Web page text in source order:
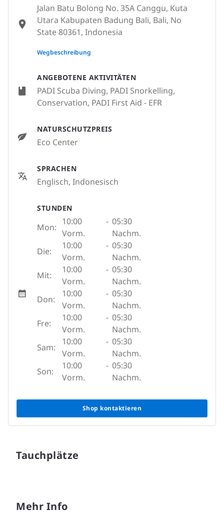
ANGEBOTENE AKTIVITÄTEN
PADI Scuba Diving, PADI Snorkelling,
Conservation, PADI First Aid - EFR
NATURSCHUTZPREIS
Eco Center
SPRACHEN
Englisch, Indonesisch
STUNDEN
Mon:
10:00
Vorm.
- 05:30
Nachm.
Die:
10:00
Vorm.
- 05:30
Nachm.
Mit:
10:00
Vorm.
- 05:30
Nachm.
Don:
10:00
Vorm.
- 05:30
Nachm.
Fre:
10:00
Vorm.
- 05:30
Nachm.
Sam:
10:00
Vorm.
- 05:30
Nachm.
Son:
10:00
Vorm.
- 05:30
Nachm.
Shop kontaktieren
Jalan Batu Bolong No. 35A Canggu, Kuta
Utara Kabupaten Badung Bali, Bali, No
State 80361, Indonesia
None
Wegbeschreibung
Tauchplätze
Mehr Info